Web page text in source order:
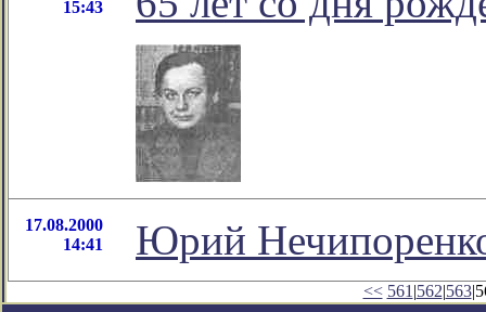
15:43
17.08.2000
14:41
Юрий
<< 561 |562|563